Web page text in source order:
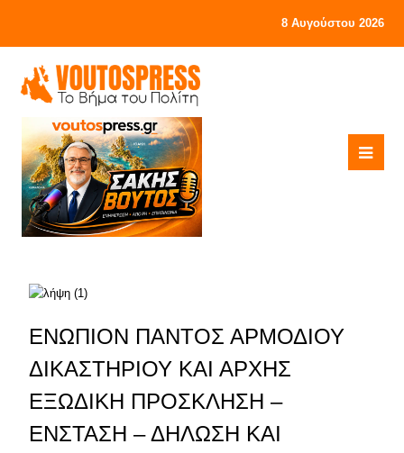
8 Αυγούστου 2026
ΕΝΩΠΙΟΝ ΠΑΝΤΟΣ ΑΡΜΟΔΙΟΥ
ΔΙΚΑΣΤΗΡΙΟΥ ΚΑΙ ΑΡΧΗΣ
ΕΞΩΔΙΚΗ ΠΡΟΣΚΛΗΣΗ –
ΕΝΣΤΑΣΗ – ΔΗΛΩΣΗ ΚΑΙ